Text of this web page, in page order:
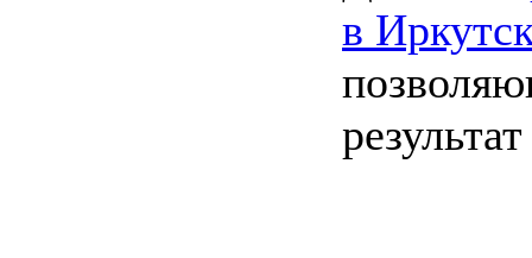
в